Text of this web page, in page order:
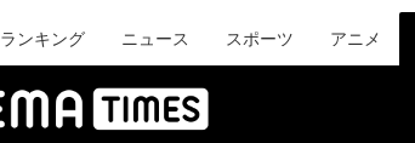
ランキング ニュース スポーツ アニメ